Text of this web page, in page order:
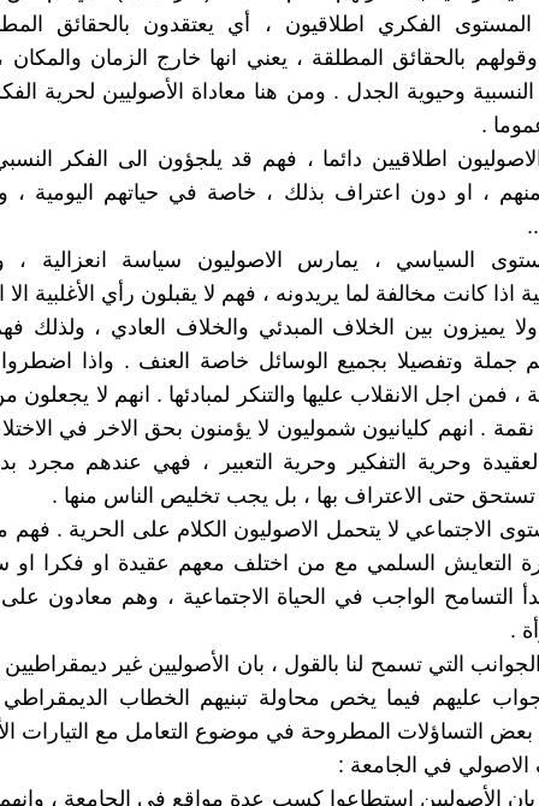
الفكري اطلاقيون ، أي يعتقدون بالحقائق
بالحقائق المطلقة ، يعني انها خارج الزمان والمكان
وحيوية الجدل . ومن هنا معاداة الأصوليين لحرية
.
اطلاقيين دائما ، فهم قد يلجؤون الى الفكر
، او دون اعتراف بذلك ، خاصة في حياتهم اليومية ،
السياسي ، يمارس الاصوليون سياسة انعزالية ،
اذا كانت مخالفة لما يريدونه ، فهم لا يقبلون رأي الأغلبية
يميزون بين الخلاف المبدئي والخلاف العادي ، ولذلك
جملة وتفصيلا بجميع الوسائل خاصة العنف . واذا
، فمن اجل الانقلاب عليها والتنكر لمبادئها . انهم لا يجعلون
. انهم كليانيون شموليون لا يؤمنون بحق الاخر في
وحرية التفكير وحرية التعبير ، فهي عندهم مجرد
تستحق حتى الاعتراف بها ، بل يجب تخليص الناس منها .
الاجتماعي لا يتحمل الاصوليون الكلام على الحرية . فهم
التعايش السلمي مع من اختلف معهم عقيدة او فكرا او
التسامح الواجب في الحياة الاجتماعية ، وهم معادون
.
التي تسمح لنا بالقول ، بان الأصوليين غير
عليهم فيما يخص محاولة تبنيهم الخطاب الديمقراطي
التساؤلات المطروحة في موضوع التعامل مع التيارات
في الجامعة :
بان الأصوليين استطاعوا كسب عدة مواقع في الجامعة ،